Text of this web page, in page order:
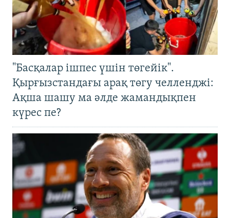
"Басқалар ішпес үшін төгейік".
Қырғызстандағы арақ төгу челленджі:
Ақша шашу ма әлде жамандықпен
күрес пе?